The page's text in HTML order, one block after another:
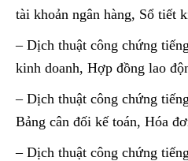
tài khoản ngân hàng, Sổ tiết
– Dịch thuật công chứng
kinh doanh, Hợp đồng lao
– Dịch thuật công chứng
Bảng cân đối kế toán, Hóa
– Dịch thuật công chứng